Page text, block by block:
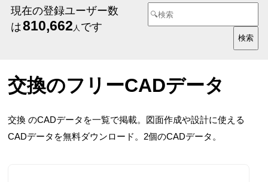
現在の登録ユーザー数
は810,662 人 です
交換のフリーCADデータ
交換 のCADデータを一覧で掲載。図面作成や設計に使える
CADデータを無料ダウンロード。2個のCADデータ。